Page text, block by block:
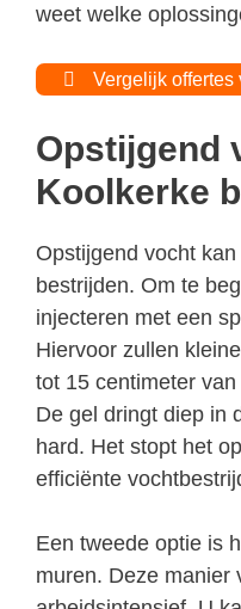
weet welke
Vergelijk offertes
Opstijgend
Koolkerke
Opstijgend vocht
bestrijden. Om te
injecteren met een
Hiervoor zullen
tot 15 centimeter
De gel dringt diep in
hard. Het stopt het
efficiënte
Een tweede optie is
muren. Deze manier